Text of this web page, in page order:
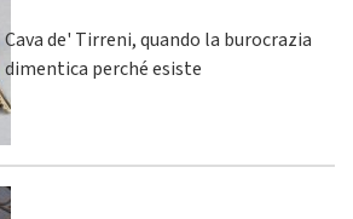
Cava de' Tirreni, quando la burocrazia
dimentica perché esiste